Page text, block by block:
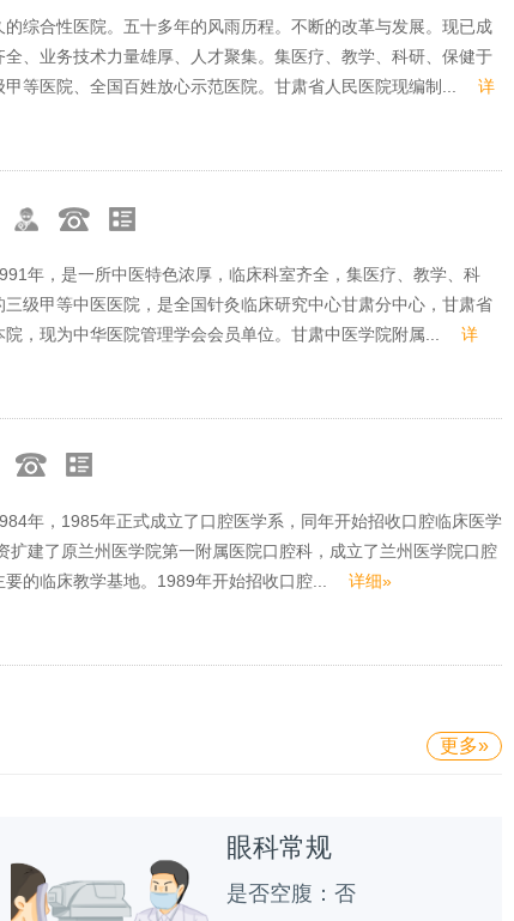
综合性医院。五十多年的风雨历程。不断的改革与发展。现已成
、业务技术力量雄厚、人才聚集。集医疗、教学、科研、保健于
甲等医院、全国百姓放心示范医院。甘肃省人民医院现编制... 详
年，是一所中医特色浓厚，临床科室齐全，集医疗、教学、科
级甲等中医医院，是全国针灸临床研究中心甘肃分中心，甘肃省
院，现为中华医院管理学会会员单位。甘肃中医学院附属... 详
年，1985年正式成立了口腔医学系，同年开始招收口腔临床医学
扩建了原兰州医学院第一附属医院口腔科，成立了兰州医学院口腔
要的临床教学基地。1989年开始招收口腔... 详细»
更多»
眼科常规
是否空腹：否